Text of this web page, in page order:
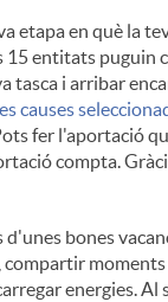
etapa en què la
15 entitats puguin
tasca i arribar
causes
fer l'aportació
compta.
d'unes bones
compartir
energies.